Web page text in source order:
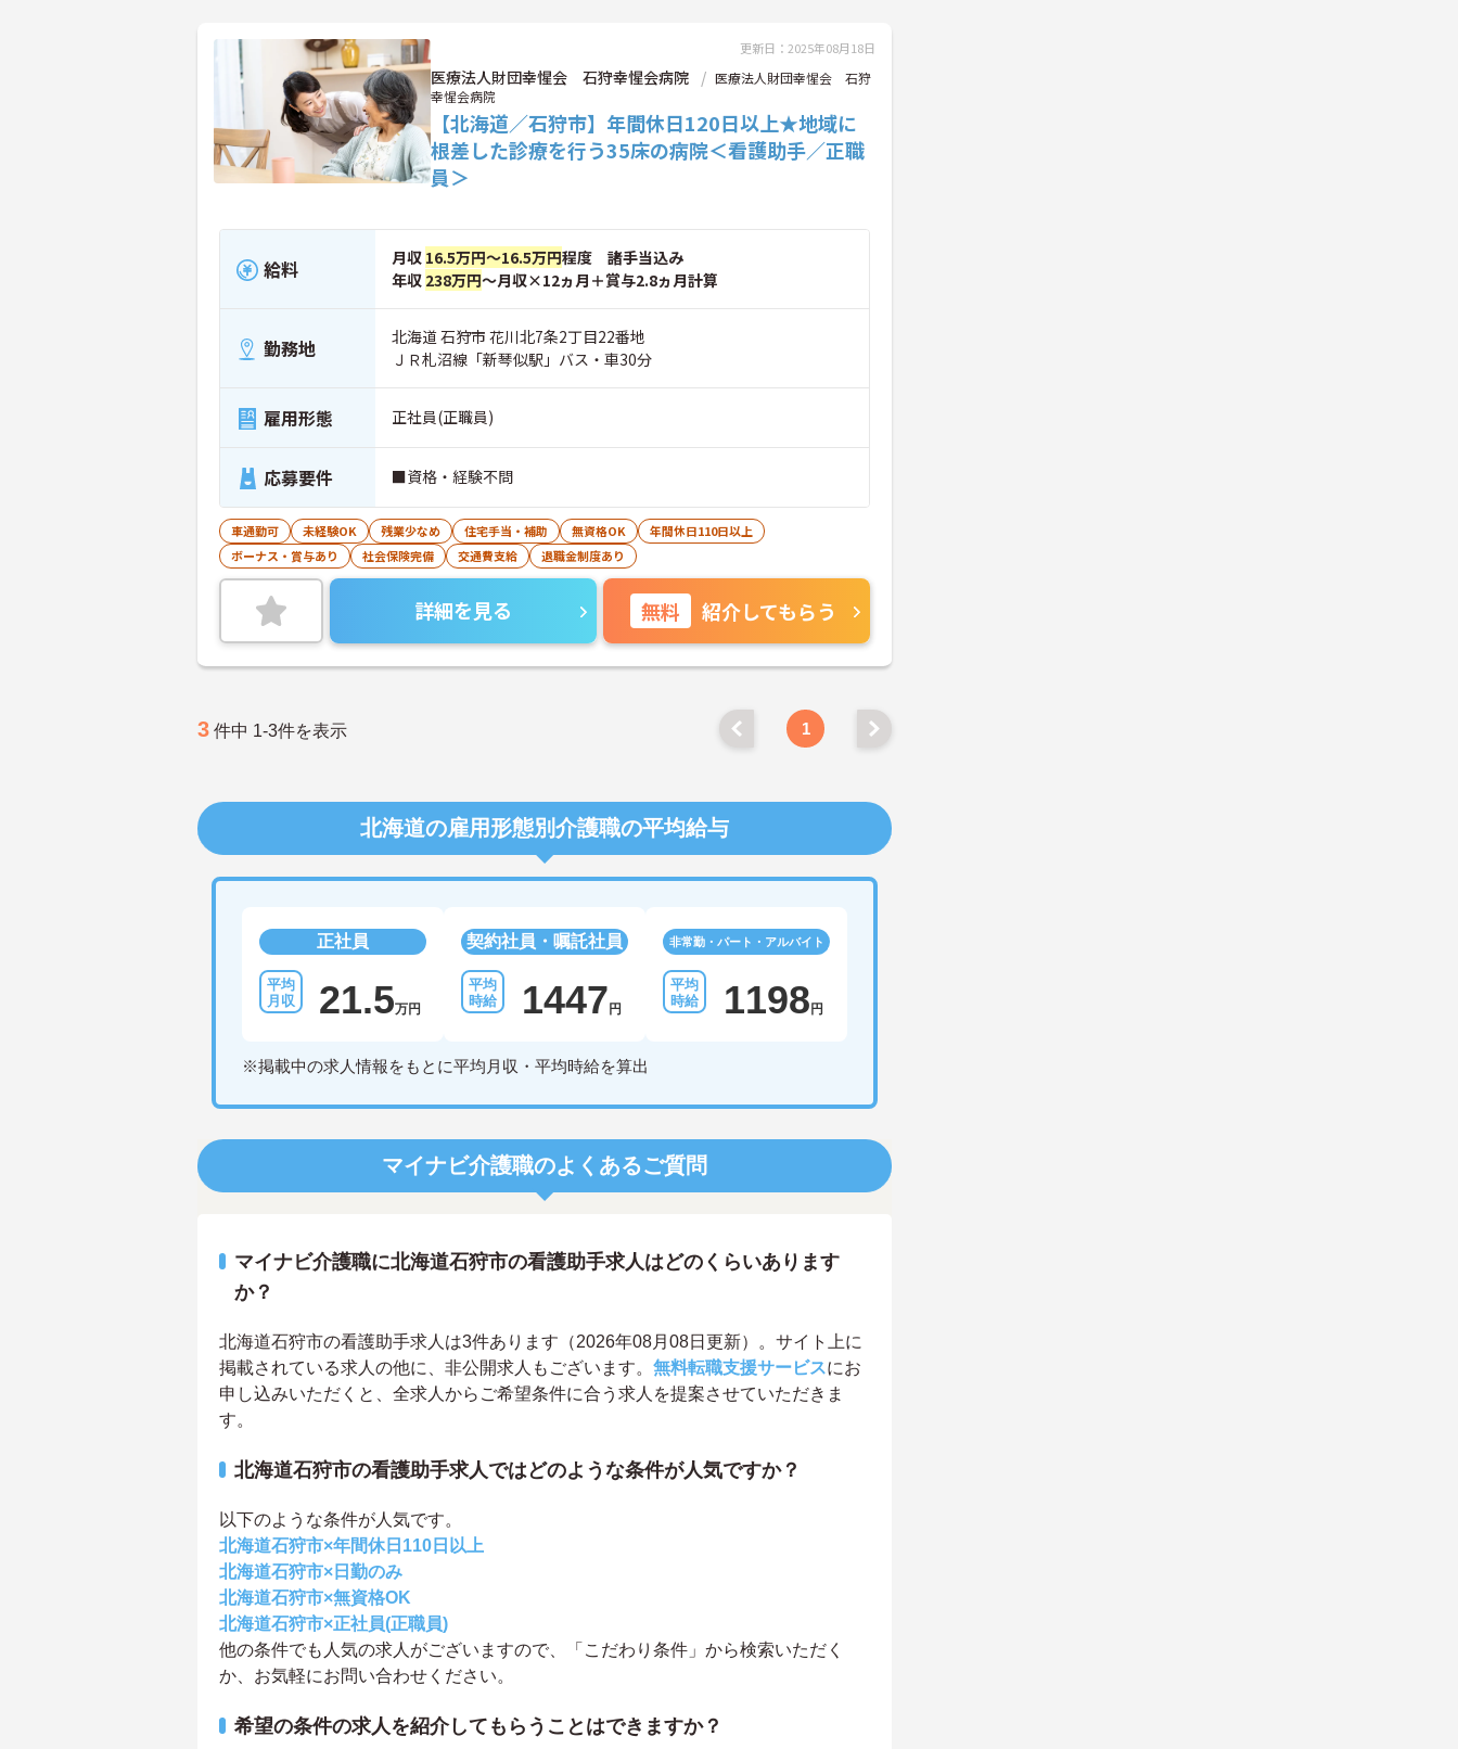
更新日：2025年08月18日
医療法人財団幸惺会 石狩幸惺会病院
医療法人財団幸惺会 石狩
幸惺会病院
【北海道／石狩市】年間休日120日以上★地域に
根差した診療を行う35床の病院＜看護助手／正職
員＞
給料 月収 16.5万円～16.5万円程度 諸手当込み
年収 238万円～月収×12ヵ月＋賞与2.8ヵ月計算
勤務地
北海道 石狩市 花川北7条2丁目22番地
ＪＲ札沼線「新琴似駅」バス・車30分
雇用形態 正社員(正職員)
応募要件 ■資格・経験不問
車通勤可 未経験OK 残業少なめ 住宅手当・補助 無資格OK
年間休日110日以上
ボーナス・賞与あり
社会保険完備 交通費支給 退職金制度あり
詳細を見る 無料 紹介してもらう
3 件中 1-3件を表示 1
北海道の雇用形態別介護職の平均給与
正社員
21.5万円
契約社員・嘱託社員
1447 円
非常勤・パート・アルバイト
1198 円
※掲載中の求人情報をもとに平均月収・平均時給を算出
マイナビ介護職のよくあるご質問
マイナビ介護職に北海道石狩市の看護助手求人はどのくらいあります
か？
北海道石狩市の看護助手求人は3件あります（2026年08月08日更新）。サイト上に
掲載されている求人の他に、非公開求人もございます。 無料転職支援サービスにお
申し込みいただくと、全求人からご希望条件に合う求人を提案させていただきま
す。
北海道石狩市の看護助手求人ではどのような条件が人気ですか？
以下のような条件が人気です。
北海道石狩市×年間休日110日以上
北海道石狩市×日勤のみ
北海道石狩市×無資格OK
北海道石狩市×正社員(正職員)
他の条件でも人気の求人がございますので、「こだわり条件」から検索いただく
か、お気軽にお問い合わせください。
希望の条件の求人を紹介してもらうことはできますか？